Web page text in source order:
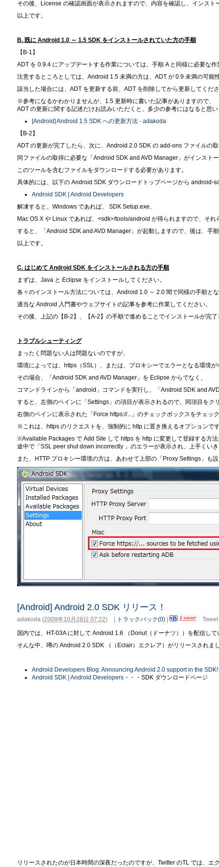
その後、License の確認画面が表示されますので、内容を確認し、インスト
以上です。
B. 既に Android 1.0 ～ 1.5 SDK をインストールされていた方の手順
【B-1】
ADT を 0.9.4 にアップデートする作業については、手順 A と同様に必要な
注意するところとしては、Android 1.5 未満の方は、ADT が 0.9 未満の可能
該当した場合には、ADT を更新する前、ADT を削除してから更新してくだ
※参考になるかわかりませんが、1.5 更新時に書いた記事がありますので、
ADT の更新に関する記述だけお読みいただくと、多少の参考にはなると思
[Android] Android 1.5 SDK への更新方法 - adakoda
【B-2】
ADT の更新が完了したら、次に、Android 2.0 SDK の add-ons ファイルの
同ファイルの取得に必要な「Android SDK and AVD Manager」がインスト
このツールを含むファイルをダウンロードする必要があります。
具体的には、以下の Android SDK ダウンロードトップページから android-
Android SDK | Android Developers
解凍すると、Windows であれば、 SDK Setup.exe、
Mac OS X や Linux であれば、<sdk>/tools/android が得られますので、それ
すると、「Android SDK and AVD Manager」が起動しますので、後は、手
以上です。
C. はじめて Android SDK をインストールされる方の手順
まずは、Java と Eclipse をインストールしてください。
各々のインストール方法については、Android 1.0 ～ 2.0 間で同様の手順と
適当な Android 入門書やウェブサイトの記事を参考に作業してください。
その後、上記の【B-2】、【A-2】の手順で進めることでインストールが完
トラブルシューティング
まったく問題ない人は問題ないのですが、
環境によっては、https（SSL）、または、プロキシーでエラーとなる環境が
その場合、「Android SDK and AVD Manager」を Eclipse からでなく、
コマンドラインから「android」コマンドを実行し、「Android SDK and
すると、左側のペインに「Settings」の項目が表示されるので、同項目をク
右側のペインに表示された「Force https://...」のチェックボックスをチェッ
※これは、https のリクエストを、強制的に http に置き換えるオプションで
※Available Packages で Add Site して https を http に変更して登録する方
途中で「SSL peer shut down incorrectly 」のエラーが表示され、上手くい
また、HTTP プロキシー環境の方は、あわせて上部の「Proxy Settings」も
[Android] Android 2.0 SDK リリース！
adakoda (2009年10月28日 07:22) トラックバック(0)
Tweet
国内では、HT-03A に対して Android 1.6 （Donut（ドーナツ））を配信し
そんな中、噂の Android 2.0 SDK （（Eclair）エクレア）がリリースされま
Android Developers Blog: Announcing Android 2.0 support in the SDK!
Android SDK | Android Developers ・・・SDK ダウンロードページ
リリースされたのが日本時間の深夜だったのですが、Twitter のTL では、エ